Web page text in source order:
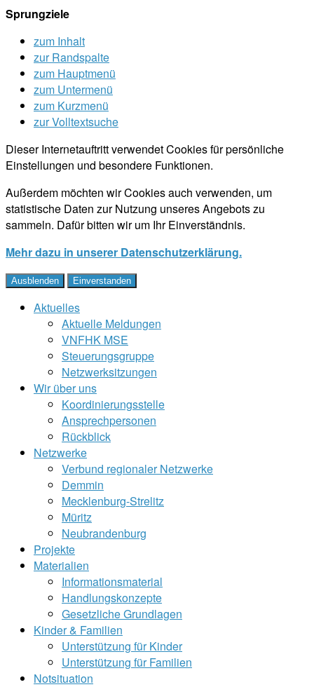
Sprungziele
zum Inhalt
zur Randspalte
zum Hauptmenü
zum Untermenü
zum Kurzmenü
zur Volltextsuche
Dieser Internetauftritt verwendet Cookies für persönliche
Einstellungen und besondere Funktionen.
Außerdem möchten wir Cookies auch verwenden, um
statistische Daten zur Nutzung unseres Angebots zu
sammeln. Dafür bitten wir um Ihr Einverständnis.
Mehr dazu in unserer Datenschutzerklärung.
Ausblenden Einverstanden
Aktuelles
Aktuelle Meldungen
VNFHK MSE
Steuerungsgruppe
Netzwerksitzungen
Wir über uns
Koordinierungsstelle
Ansprechpersonen
Rückblick
Netzwerke
Verbund regionaler Netzwerke
Demmin
Mecklenburg-Strelitz
Müritz
Neubrandenburg
Projekte
Materialien
Informationsmaterial
Handlungskonzepte
Gesetzliche Grundlagen
Kinder & Familien
Unterstützung für Kinder
Unterstützung für Familien
Notsituation